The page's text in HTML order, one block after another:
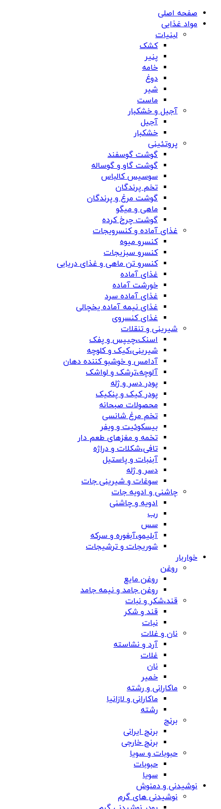
صفحه اصلی
مواد غذایی
لبنیات
کشک
پنیر
خامه
دوغ
شیر
ماست
آجیل و خشکبار
آجیل
خشکبار
پروتئینی
گوشت گوسفند
گوشت گاو و گوساله
سوسیس کالباس
تخم پرندگان
گوشت مرغ و پرندگان
ماهی و میگو
گوشت چرخ کرده
غذای آماده و کنسرویجات
کنسرو میوه
کنسرو سبزیجات
کنسرو تن ماهی و غذای دریایی
غذای آماده
خورشت آماده
غذای آماده سرد
غذای نیمه آماده یخچالی
غذای کنسروی
شیرینی و تنقلات
اسنک،چیپس و پفک
شیرینی،کیک و کلوچه
آدامس و خوشبو کننده دهان
آلوچه،ترشک و لواشک
پودر دسر و ژله
پودر کیک و پنکیک
محصولات صبحانه
تخم مرغ شانسی
بیسکوئیت و ویفر
تخمه و مغزهای طعم دار
تافی،شکلات و دراژه
آبنبات و پاستیل
دسر و ژله
سوغات و شیرینی جات
چاشنی و ادویه جات
ادویه و چاشنی
رب
سس
آبلیمو،آبغوره و سرکه
شوریجات و ترشیجات
خواربار
روغن
روغن مایع
روغن جامد و نیمه جامد
قند،شکر و نبات
قند و شکر
نبات
نان و غلات
آرد و نشاسته
غلات
نان
خمیر
ماکارانی و رشته
ماکارانی و لازانیا
رشته
برنج
برنج ایرانی
برنج خارجی
حبوبات و سویا
حبوبات
سویا
نوشیدنی و دمنوش
نوشیدنی های گرم